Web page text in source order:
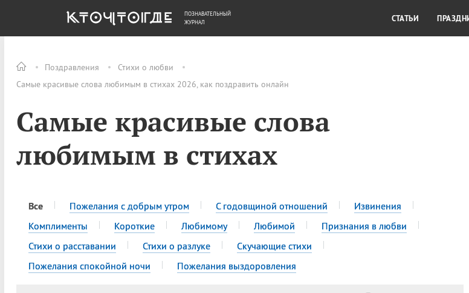
Поздравления
Стихи о любви
Самые красивые слова любимым в стихах 2026, как поздравить онлайн
Самые красивые слова
любимым в стихах
Все Пожелания с добрым утром С годовщиной отношений
Извинения
Комплименты
Короткие Любимому Любимой
Признания в любви
Стихи о расставании
Стихи о разлуке
Скучающие стихи
Пожелания спокойной ночи
Пожелания выздоровления
ОБЩЕСТВО ДЕНЬГИ КУЛЬТУРА
ПОЗНАВАТЕЛЬНЫЙ
ЖУРНАЛ
СТАТЬИ